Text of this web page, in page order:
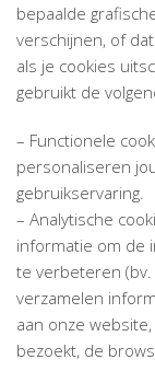
bepaalde
verschijnen, of
als je cookies
gebruikt de
– Functionele
personaliseren
gebruikservaring.
– Analytische
informatie om de
te verbeteren (bv.
verzamelen
aan onze website,
bezoekt, de